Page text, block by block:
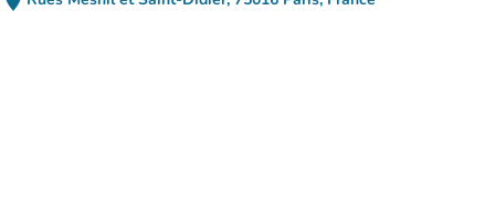
(in Google Maps öffnen)
(new tab)